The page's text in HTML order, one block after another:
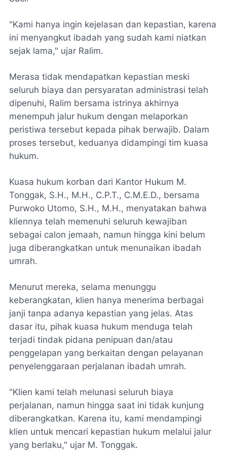
"Kami hanya ingin kejelasan dan kepastian, karena
ini menyangkut ibadah yang sudah kami niatkan
sejak lama," ujar Ralim.
Merasa tidak mendapatkan kepastian meski
seluruh biaya dan persyaratan administrasi telah
dipenuhi, Ralim bersama istrinya akhirnya
menempuh jalur hukum dengan melaporkan
peristiwa tersebut kepada pihak berwajib. Dalam
proses tersebut, keduanya didampingi tim kuasa
hukum.
Kuasa hukum korban dari Kantor Hukum M.
Tonggak, S.H., M.H., C.P.T., C.M.E.D., bersama
Purwoko Utomo, S.H., M.H., menyatakan bahwa
kliennya telah memenuhi seluruh kewajiban
sebagai calon jemaah, namun hingga kini belum
juga diberangkatkan untuk menunaikan ibadah
umrah.
Menurut mereka, selama menunggu
keberangkatan, klien hanya menerima berbagai
janji tanpa adanya kepastian yang jelas. Atas
dasar itu, pihak kuasa hukum menduga telah
terjadi tindak pidana penipuan dan/atau
penggelapan yang berkaitan dengan pelayanan
penyelenggaraan perjalanan ibadah umrah.
"Klien kami telah melunasi seluruh biaya
perjalanan, namun hingga saat ini tidak kunjung
diberangkatkan. Karena itu, kami mendampingi
klien untuk mencari kepastian hukum melalui jalur
yang berlaku," ujar M. Tonggak.